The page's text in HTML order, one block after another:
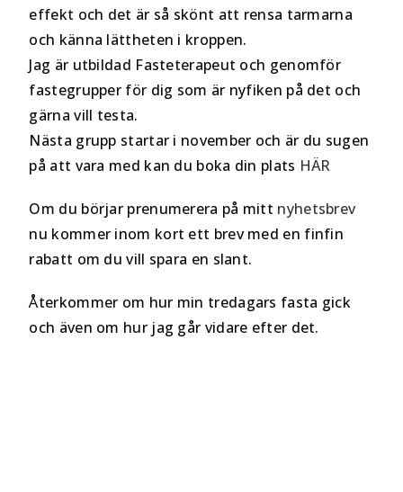
effekt och det är så skönt att rensa tarmarna
och känna lättheten i kroppen.
Jag är utbildad Fasteterapeut och genomför
fastegrupper för dig som är nyfiken på det och
gärna vill testa.
Nästa grupp startar i november och är du sugen
på att vara med kan du boka din plats HÄR
Om du börjar prenumerera på mitt nyhetsbrev
nu kommer inom kort ett brev med en finfin
rabatt om du vill spara en slant.
Återkommer om hur min tredagars fasta gick
och även om hur jag går vidare efter det.